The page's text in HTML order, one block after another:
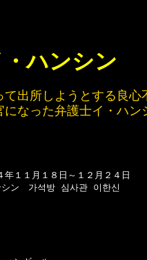
ハンシン
出所しようとする良
なった弁護士イ・ハ
年１１月１８日～１２月２４日
シン　가석방 심사관 이한신